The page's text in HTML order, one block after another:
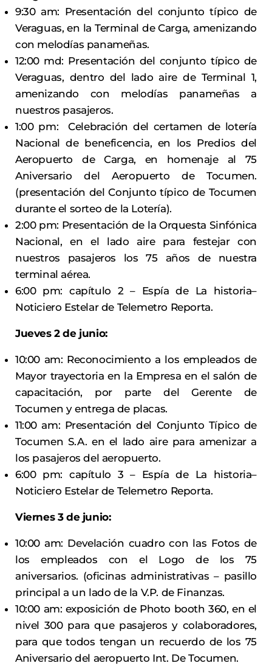
9:30 am: Presentación del conjunto típico de
Veraguas, en la Terminal de Carga, amenizando
con melodías panameñas.
12:00 md: Presentación del conjunto típico de
Veraguas, dentro del lado aire de Terminal 1,
amenizando con melodías panameñas a
nuestros pasajeros.
1:00 pm: Celebración del certamen de lotería
Nacional de beneficencia, en los Predios del
Aeropuerto de Carga, en homenaje al 75
Aniversario del Aeropuerto de Tocumen.
(presentación del Conjunto típico de Tocumen
durante el sorteo de la Lotería).
2:00 pm: Presentación de la Orquesta Sinfónica
Nacional, en el lado aire para festejar con
nuestros pasajeros los 75 años de nuestra
terminal aérea.
6:00 pm: capítulo 2 – Espía de La historia–
Noticiero Estelar de Telemetro Reporta.
Jueves 2 de junio:
10:00 am: Reconocimiento a los empleados de
Mayor trayectoria en la Empresa en el salón de
capacitación, por parte del Gerente de
Tocumen y entrega de placas.
11:00 am: Presentación del Conjunto Típico de
Tocumen S.A. en el lado aire para amenizar a
los pasajeros del aeropuerto.
6:00 pm: capítulo 3 – Espía de La historia–
Noticiero Estelar de Telemetro Reporta.
Viernes 3 de junio:
10:00 am: Develación cuadro con las Fotos de
los empleados con el Logo de los 75
aniversarios. (oficinas administrativas – pasillo
principal a un lado de la V.P. de Finanzas.
10:00 am: exposición de Photo booth 360, en el
nivel 300 para que pasajeros y colaboradores,
para que todos tengan un recuerdo de los 75
Aniversario del aeropuerto Int. De Tocumen.